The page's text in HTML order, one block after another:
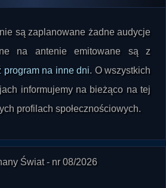
są zaplanowane żadne audycje
na antenie emitowane są z
program na inne dni. O wszystkich
informujemy na bieżąco na tej
profilach społecznościowych.